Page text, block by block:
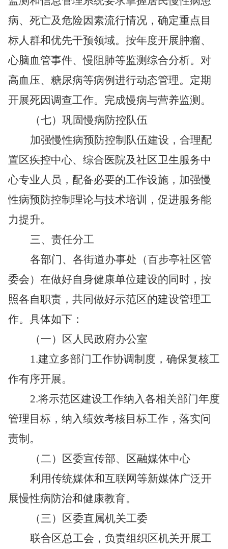
病、死亡及危险因素流行情况，确定重点目
标人群和优先干预领域。按年度开展肿瘤、
心脑血管事件、慢阻肺等监测综合分析。对
高血压、糖尿病等病例进行动态管理。定期
开展死因调查工作。完成慢病与营养监测。
（七）巩固慢病防控队伍
加强慢性病预防控制队伍建设，合理配
置区疾控中心、综合医院及社区卫生服务中
心专业人员，配备必要的工作设施，加强慢
性病预防控制理论与技术培训，促进服务能
力提升。
三、责任分工
各部门、各街道办事处（百步亭社区管
委会）在做好自身健康单位建设的同时，按
照各自职责，共同做好示范区的建设管理工
作。具体如下：
（一）区人民政府办公室
1.建立多部门工作协调制度，确保复核工
作有序开展。
2.将示范区建设工作纳入各相关部门年度
管理目标，纳入绩效考核目标工作，落实问
责制。
（二）区委宣传部、区融媒体中心
利用传统媒体和互联网等新媒体广泛开
展慢性病防治和健康教育。
（三）区委直属机关工委
联合区总工会，负责组织区机关开展工